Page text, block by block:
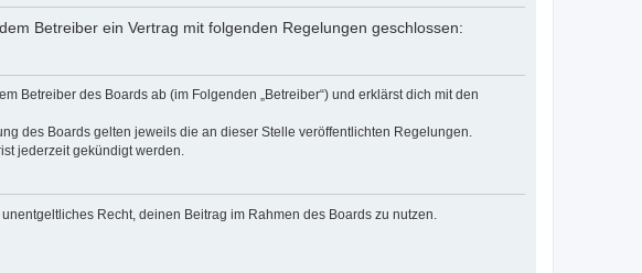
Betreiber ein Vertrag mit folgenden Regelungen geschlossen:
Betreiber des Boards ab (im Folgenden „Betreiber“) und erklärst dich mit den
des Boards gelten jeweils die an dieser Stelle veröffentlichten Regelungen.
jederzeit gekündigt werden.
Recht, deinen Beitrag im Rahmen des Boards zu nutzen.